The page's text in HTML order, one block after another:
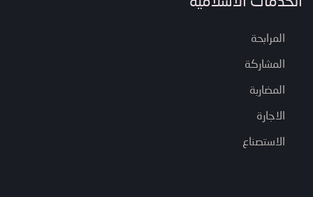
المرابحة
المشاركة
المضاربة
الاجارة
الاستصناع